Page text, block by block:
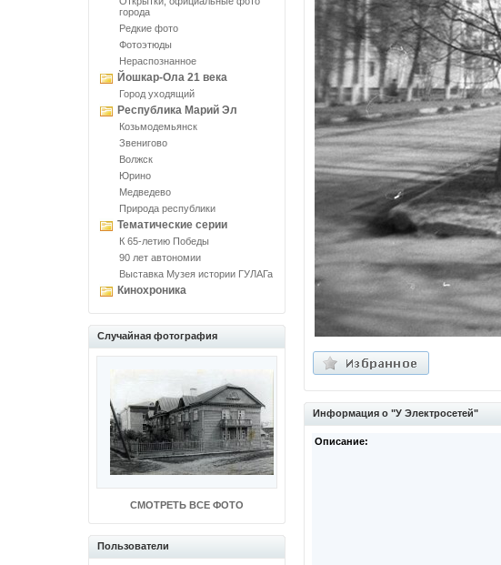
города
Редкие фото
Фотоэтюды
Нераспознанное
Йошкар-Ола 21 века
Город уходящий
Республика Марий Эл
Козьмодемьянск
Звенигово
Волжск
Юрино
Медведево
Природа республики
Тематические серии
К 65-летию Победы
90 лет автономии
Выставка Музея истории ГУЛАГа
Кинохроника
Случайная фотография
СМОТРЕТЬ ВСЕ ФОТО
Пользователи
Информация о "У Электросетей"
Описание: